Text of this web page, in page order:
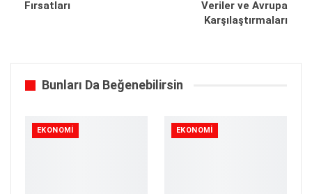
Fırsatları
Veriler ve Avrupa
Karşılaştırmaları
Bunları Da Beğenebilirsin
EKONOMI EKONOMI